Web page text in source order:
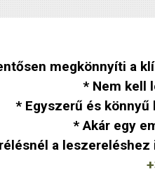
megkönnyíti a
* Nem kell
* Egyszerű és könnyű
* Akár egy
a leszereléshez